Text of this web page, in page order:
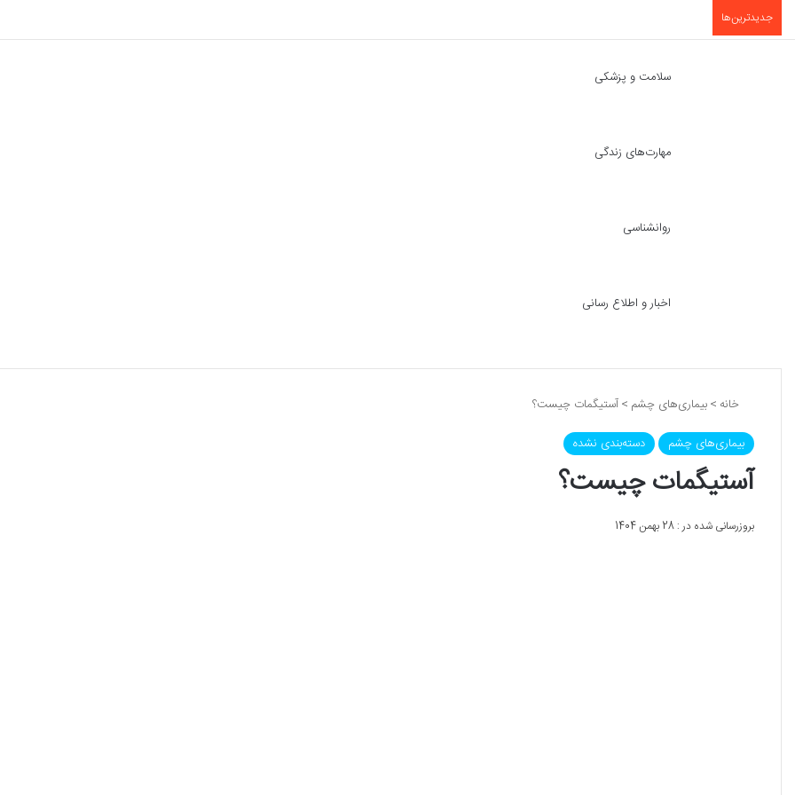
جدیدترین‌ها
سلامت و پزشکی
مهارت‌های زندگی
روانشناسی
اخبار و اطلاع رسانی
خانه >بیماری‌های چشم >آستیگمات چیست؟
بیماری‌های چشم
دسته‌بندی نشده
آستیگمات چیست؟
بروزرسانی شده در : 28 بهمن 1404